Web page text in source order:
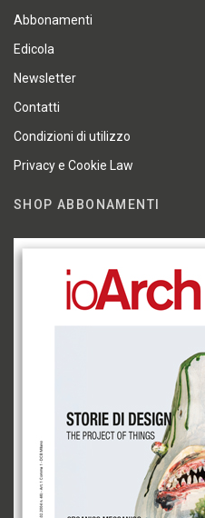
Abbonamenti
Edicola
Newsletter
Contatti
Condizioni di utilizzo
Privacy e Cookie Law
SHOP ABBONAMENTI